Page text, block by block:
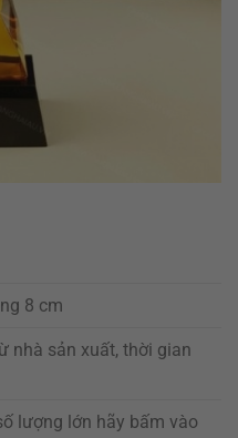
8 cm
nhà sản xuất, thời gian
lượng lớn hãy bấm vào